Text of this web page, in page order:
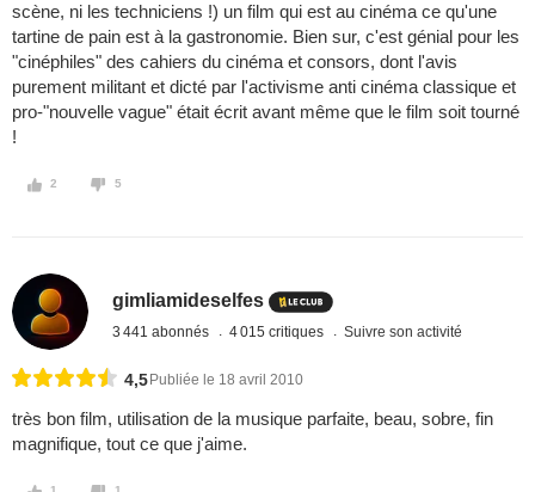
scène, ni les techniciens !) un film qui est au cinéma ce qu'une
tartine de pain est à la gastronomie. Bien sur, c'est génial pour les
"cinéphiles" des cahiers du cinéma et consors, dont l'avis
purement militant et dicté par l'activisme anti cinéma classique et
pro-"nouvelle vague" était écrit avant même que le film soit tourné
!
2 5
gimliamideselfes
3 441 abonnés 4 015 critiques Suivre son activité
4,5 Publiée le 18 avril 2010
très bon film, utilisation de la musique parfaite, beau, sobre, fin
magnifique, tout ce que j'aime.